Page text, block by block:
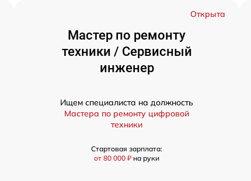
Открыта
Мастер по ремонту
техники / Сервисный
инженер
Ищем специалиста на должность
Мастера по ремонту цифровой
техники
Стартовая зарплата:
от 80 000 ₽ на руки